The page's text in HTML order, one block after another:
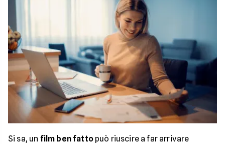
Si sa, un film ben fattopuò riuscire a far arrivare